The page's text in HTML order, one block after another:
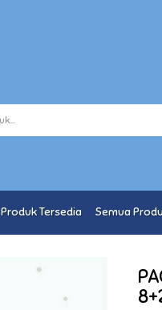
Produk Tersedia Semua